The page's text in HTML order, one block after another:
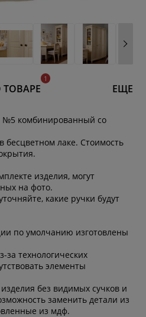
ЕЩЕ
комбинированный со
бесцветном лаке. Стоимость
изделия, могут
на фото.
какие ручки будут
по умолчанию изготовлены
за технологических
элементы
без видимых сучков и
заменить детали из
из мдф.